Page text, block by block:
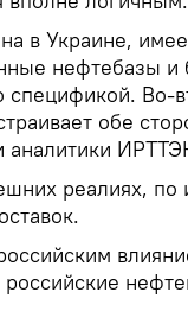
в Украине,
нефтебазы и
спецификой. Во-
обе
аналитики
реалиях, по